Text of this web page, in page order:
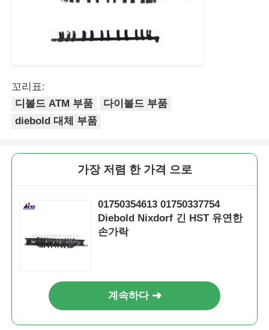
꼬리표:
디볼드 ATM 부품
다이볼드 부품
diebold 대체 부품
가장 저렴 한 가격 으로
01750354613 01750337754
Diebold Nixdorf 긴 HST 유연한
손가락
계속하다